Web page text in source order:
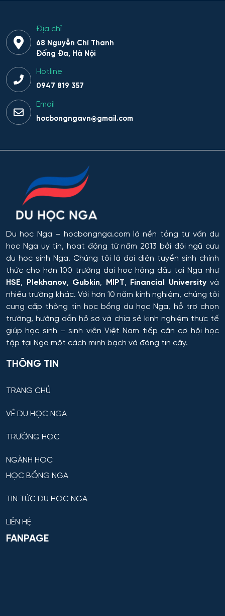
Địa chỉ
68 Nguyễn Chí Thanh
Đống Đa, Hà Nội
Hotline
0947 819 357
Email
hocbongngavn@gmail.com
Du học Nga – hocbongnga.com là nền tảng tư vấn du
học Nga uy tín, hoạt động từ năm 2013 bởi đội ngũ cựu
du học sinh Nga. Chúng tôi là đại diện tuyển sinh chính
thức cho hơn 100 trường đại học hàng đầu tại Nga như
HSE, Plekhanov, Gubkin, MIPT, Financial Universityvà
nhiều trường khác. Với hơn 10 năm kinh nghiệm, chúng tôi
cung cấp thông tin học bổng du học Nga, hỗ trợ chọn
trường, hướng dẫn hồ sơ và chia sẻ kinh nghiệm thực tế
giúp học sinh – sinh viên Việt Nam tiếp cận cơ hội học
tập tại Nga một cách minh bạch và đáng tin cậy.
THÔNG TIN
TRANG CHỦ
VỀ DU HỌC NGA
TRƯỜNG HỌC
NGÀNH HỌC
HỌC BỔNG NGA
TIN TỨC DU HỌC NGA
LIÊN HỆ
FANPAGE